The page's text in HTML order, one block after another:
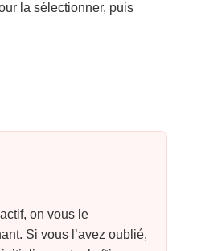
la sélectionner, puis
on vous le
Si vous l’avez oublié,